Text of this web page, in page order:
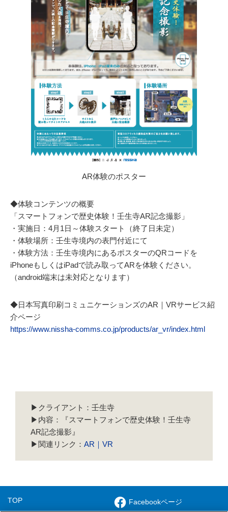
AR体験のポスター
◆体験コンテンツの概要
「スマートフォンで歴史体験！壬生寺AR記念撮影」
・実施日：4月1日～体験スタート（終了日未定）
・体験場所：壬生寺境内の表門付近にて
・体験方法：壬生寺境内にあるポスターのQRコードを
iPhoneもしくはiPadで読み取ってARを体験ください。
（android端末は未対応となります）
◆日本写真印刷コミュニケーションズのAR｜VRサービス紹
介ページ
https://www.nissha-comms.co.jp/products/ar_vr/index.html
▶クライアント：壬生寺
▶内容：『スマートフォンで歴史体験！壬生寺
AR記念撮影』
▶関連リンク： AR｜VR
TOP
Facebookページ